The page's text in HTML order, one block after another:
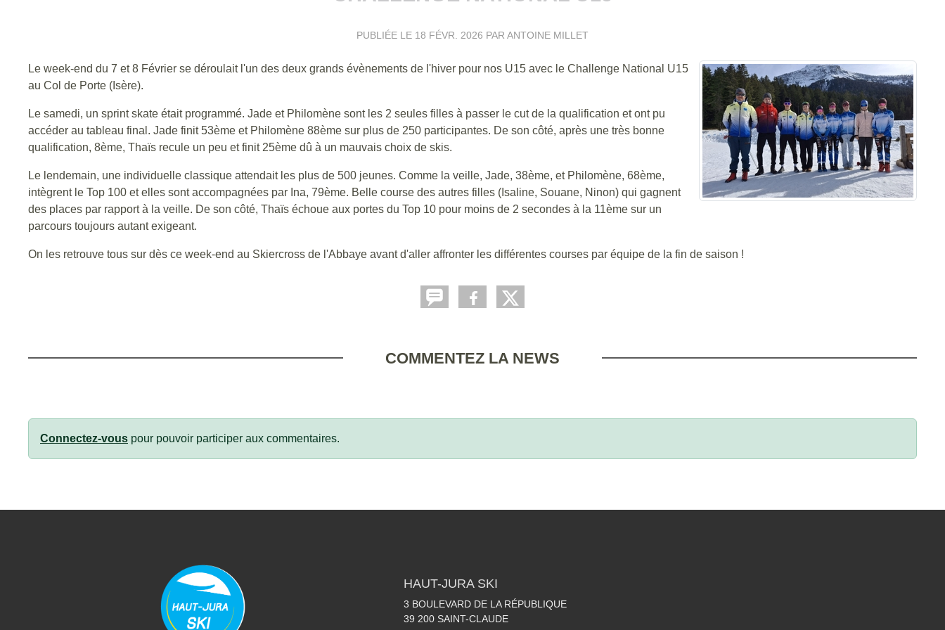
PUBLIÉE LE 18 FÉVR. 2026 PAR ANTOINE MILLET
Le week-end du 7 et 8 Février se déroulait l'un des deux grands évènements de l'hiver pour nos U15 avec le Challenge National U15
au Col de Porte (Isère).
Le samedi, un sprint skate était programmé. Jade et Philomène sont les 2 seules filles à passer le cut de la qualification et ont pu
accéder au tableau final. Jade finit 53ème et Philomène 88ème sur plus de 250 participantes. De son côté, après une très bonne
qualification, 8ème, Thaïs recule un peu et finit 25ème dû à un mauvais choix de skis.
Le lendemain, une individuelle classique attendait les plus de 500 jeunes. Comme la veille, Jade, 38ème, et Philomène, 68ème,
intègrent le Top 100 et elles sont accompagnées par Ina, 79ème. Belle course des autres filles (Isaline, Souane, Ninon) qui gagnent
des places par rapport à la veille. De son côté, Thaïs échoue aux portes du Top 10 pour moins de 2 secondes à la 11ème sur un
parcours toujours autant exigeant.
On les retrouve tous sur dès ce week-end au Skiercross de l'Abbaye avant d'aller affronter les différentes courses par équipe de la fin de saison !
COMMENTEZ LA NEWS
Connectez-vous pour pouvoir participer aux commentaires.
HAUT-JURA SKI
3 BOULEVARD DE LA RÉPUBLIQUE
39 200 SAINT-CLAUDE